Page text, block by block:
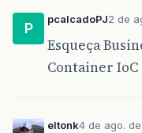
P
pcalcadoPJ2 de
Esqueça
Container IoC
eltonk4 de ago.